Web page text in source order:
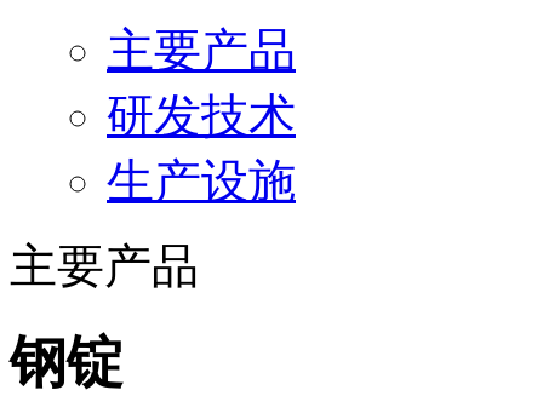
主要产品
研发技术
生产设施
主要产品
钢锭